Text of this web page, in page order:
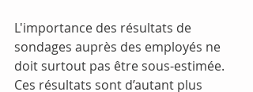
L'importance des résultats de
sondages auprès des employés ne
doit surtout pas être sous-estimée.
Ces résultats sont d’autant plus